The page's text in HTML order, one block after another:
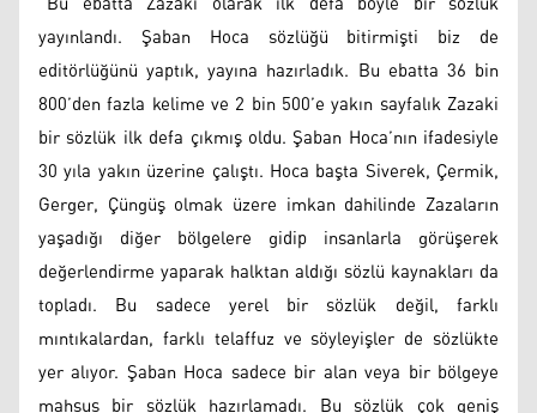
yayınlandı. Şaban Hoca sözlüğü bitirmişti biz de
editörlüğünü yaptık, yayına hazırladık. Bu ebatta 36 bin
800’den fazla kelime ve 2 bin 500’e yakın sayfalık Zazaki
bir sözlük ilk defa çıkmış oldu. Şaban Hoca’nın ifadesiyle
30 yıla yakın üzerine çalıştı. Hoca başta Siverek, Çermik,
Gerger, Çüngüş olmak üzere imkan dahilinde Zazaların
yaşadığı diğer bölgelere gidip insanlarla görüşerek
değerlendirme yaparak halktan aldığı sözlü kaynakları da
topladı. Bu sadece yerel bir sözlük değil, farklı
mıntıkalardan, farklı telaffuz ve söyleyişler de sözlükte
yer alıyor. Şaban Hoca sadece bir alan veya bir bölgeye